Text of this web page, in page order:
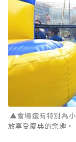
▲會場還有特別為
放享受慶典的樂趣